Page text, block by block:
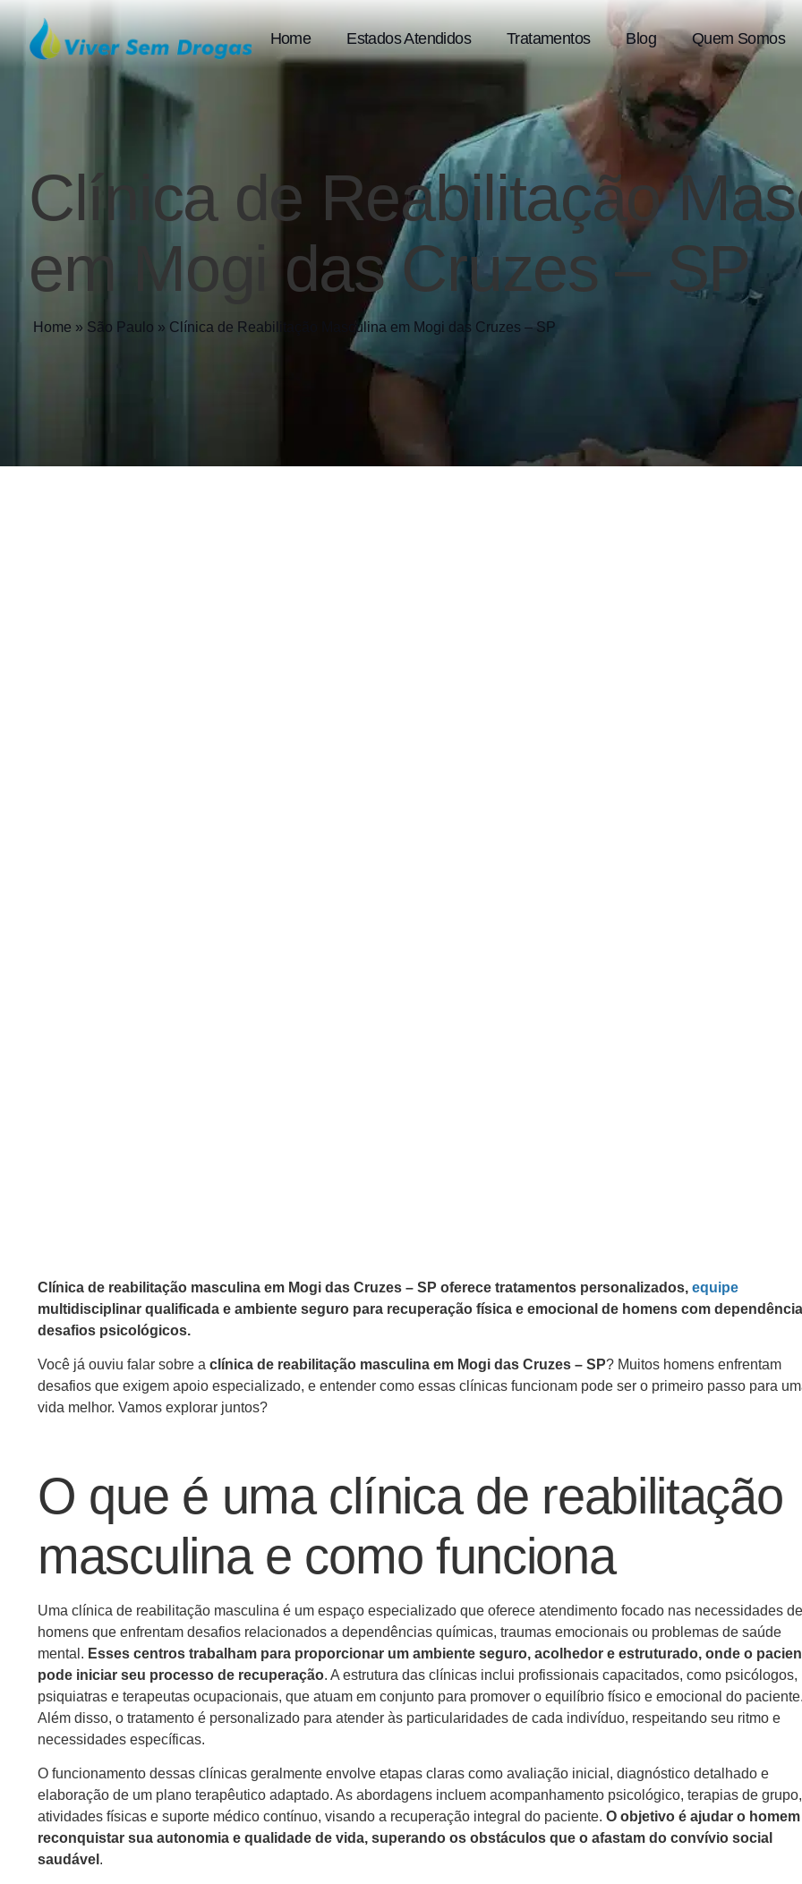
Home Estados Atendidos Tratamentos Blog Quem Somos
Clínica de Reabilitação
em Mogi das Cruzes – SP
Home » São Paulo » Clínica de Reabilitação Masculina em Mogi das Cruzes – SP
Clínica de reabilitação masculina em Mogi das Cruzes – SP oferece tratamentos personalizados, equipe
multidisciplinar qualificada e ambiente seguro para recuperação física e emocional de homens com
desafios psicológicos.
Você já ouviu falar sobre a clínica de reabilitação masculina em Mogi das Cruzes – SP? Muitos homens enfrentam
desafios que exigem apoio especializado, e entender como essas clínicas funcionam pode ser o primeiro passo para
vida melhor. Vamos explorar juntos?
O que é uma clínica de reabilitação
masculina e como funciona
Uma clínica de reabilitação masculina é um espaço especializado que oferece atendimento focado nas necessidades de
homens que enfrentam desafios relacionados a dependências químicas, traumas emocionais ou problemas de saúde
mental. Esses centros trabalham para proporcionar um ambiente seguro, acolhedor e estruturado, onde o
pode iniciar seu processo de recuperação. A estrutura das clínicas inclui profissionais capacitados, como psicólogos,
psiquiatras e terapeutas ocupacionais, que atuam em conjunto para promover o equilíbrio físico e emocional do paciente.
Além disso, o tratamento é personalizado para atender às particularidades de cada indivíduo, respeitando seu ritmo e
necessidades específicas.
O funcionamento dessas clínicas geralmente envolve etapas claras como avaliação inicial, diagnóstico detalhado e
elaboração de um plano terapêutico adaptado. As abordagens incluem acompanhamento psicológico, terapias de grupo,
atividades físicas e suporte médico contínuo, visando a recuperação integral do paciente. O objetivo é ajudar o homem
reconquistar sua autonomia e qualidade de vida, superando os obstáculos que o afastam do convívio social
saudável .